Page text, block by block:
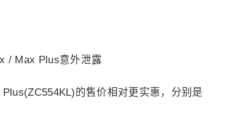
的售价相对更实惠，分别是